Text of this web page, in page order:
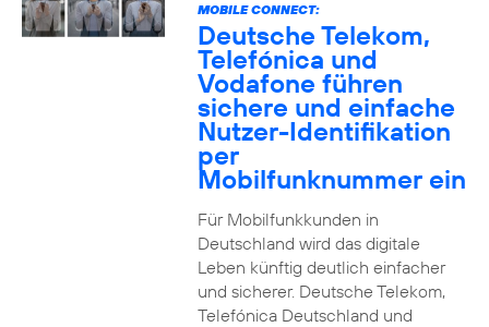
MOBILE CONNECT:
Deutsche Telekom,
Telefónica und
Vodafone führen
sichere und einfache
Nutzer-Identifikation
per
Mobilfunknummer ein
Für Mobilfunkkunden in
Deutschland wird das digitale
Leben künftig deutlich einfacher
und sicherer. Deutsche Telekom,
Telefónica Deutschland und